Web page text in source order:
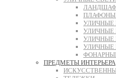
УЛИЧНЫЕ
УЛИЧНЫЕ
УЛИЧНЫЕ
УЛИЧНЫЕ
ПРЕДМЕТЫ ИНТЕРЬЕРА